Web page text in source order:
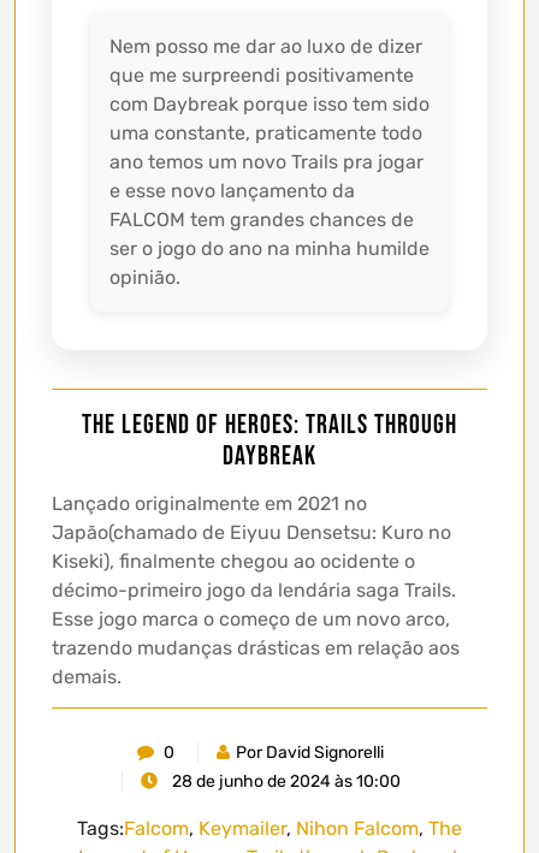
Nem posso me dar ao luxo de dizer
que me surpreendi positivamente
com Daybreak porque isso tem sido
uma constante, praticamente todo
ano temos um novo Trails pra jogar
e esse novo lançamento da
FALCOM tem grandes chances de
ser o jogo do ano na minha humilde
opinião.
The Legend of Heroes: Trails Through
Daybreak
Lançado originalmente em 2021 no
Japão(chamado de Eiyuu Densetsu: Kuro no
Kiseki), finalmente chegou ao ocidente o
décimo-primeiro jogo da lendária saga Trails.
Esse jogo marca o começo de um novo arco,
trazendo mudanças drásticas em relação aos
demais.
0
Por David Signorelli
28 de junho de 2024 às 10:00
Tags:Falcom, Keymailer, Nihon Falcom, The